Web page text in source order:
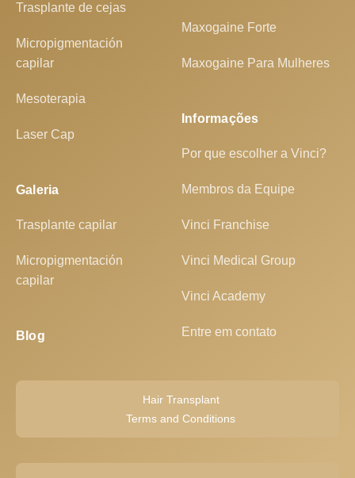
Trasplante de cejas
Micropigmentación
capilar
Mesoterapia
Laser Cap
Galeria
Trasplante capilar
Micropigmentación
capilar
Blog
Maxogaine Forte
Maxogaine Para Mulheres
Informações
Por que escolher a Vinci?
Membros da Equipe
Vinci Franchise
Vinci Medical Group
Vinci Academy
Entre em contato
Hair Transplant
Terms and Conditions